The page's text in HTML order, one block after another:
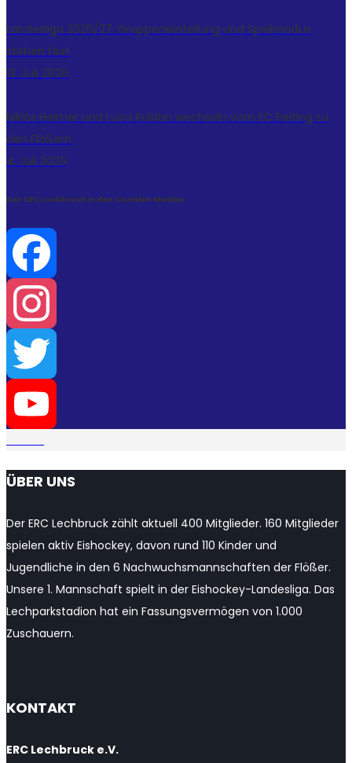
Landesliga 2026/27: Gruppeneinteilung und Spielmodus
stehen fest
13. Juli 2026
Niklas Helmer und Luca Roldan wechseln vom EC Peiting zu
den Flößern
4. Juli 2026
Der ERC Lechbruck in den Sozialen Medien
Facebook
Instagram
Twitter
ÜBER UNS
Der ERC Lechbruck zählt aktuell 400 Mitglieder. 160 Mitglieder
spielen aktiv Eishockey, davon rund 110 Kinder und
Jugendliche in den 6 Nachwuchsmannschaften der Flößer.
Unsere 1. Mannschaft spielt in der Eishockey-Landesliga. Das
Lechparkstadion hat ein Fassungsvermögen von 1.000
Zuschauern.
KONTAKT
ERC Lechbruck e.V.